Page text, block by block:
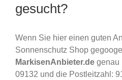
gesucht?
Wenn Sie hier einen guten
Sonnenschutz Shop
MarkisenAnbieter.de genau
09132 und die Postleitzahl: